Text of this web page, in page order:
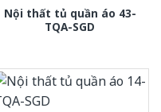
Nội thất tủ quần áo 43-
TQA-SGD